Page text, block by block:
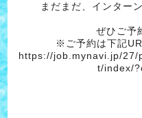
まだまだ、インター
ぜひご予
※ご予約は下記
https://job.mynavi.jp/
t/index/